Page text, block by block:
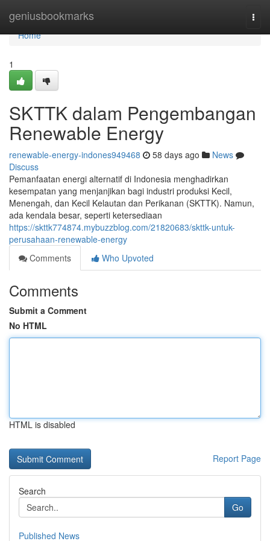
geniusbookmarks
Home
Home
1
SKTTK dalam Pengembangan
Renewable Energy
renewable-energy-indones949468 58 days ago
News
Discuss
Pemanfaatan energi alternatif di Indonesia menghadirkan
kesempatan yang menjanjikan bagi industri produksi Kecil,
Menengah, dan Kecil Kelautan dan Perikanan (SKTTK). Namun,
ada kendala besar, seperti ketersediaan
https://skttk774874.mybuzzblog.com/21820683/skttk-untuk-
perusahaan-renewable-energy
Comments
Who Upvoted
Comments
Submit a Comment
No HTML
HTML is disabled
Report Page
Search
Go
Published News